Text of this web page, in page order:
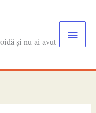
și nu ai avut
Main